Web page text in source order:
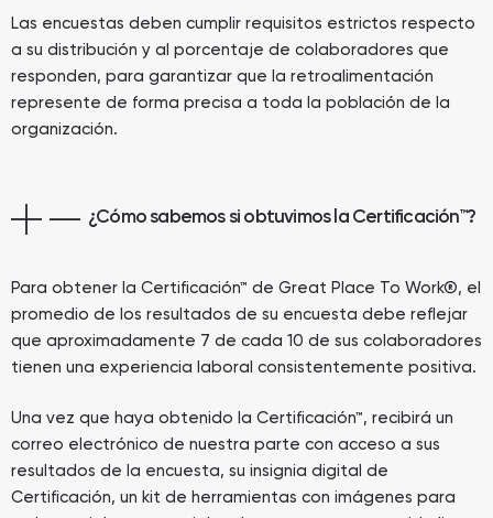
Las encuestas deben cumplir requisitos estrictos respecto
a su distribución y al porcentaje de colaboradores que
responden, para garantizar que la retroalimentación
represente de forma precisa a toda la población de la
organización.
¿Cómo sabemos si obtuvimos la Certificación™?
Para obtener la Certificación™ de Great Place To Work®, el
promedio de los resultados de su encuesta debe reflejar
que aproximadamente 7 de cada 10 de sus colaboradores
tienen una experiencia laboral consistentemente positiva.
Una vez que haya obtenido la Certificación™, recibirá un
correo electrónico de nuestra parte con acceso a sus
resultados de la encuesta, su insignia digital de
Certificación, un kit de herramientas con imágenes para